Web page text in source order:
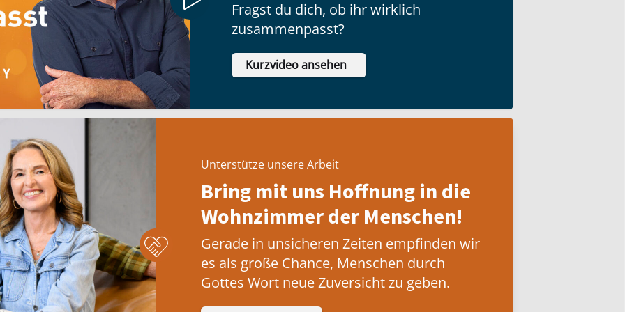
Fragst du dich, ob ihr wirklich
zusammenpasst?
Kurzvideo ansehen
Unterstütze unsere Arbeit
Bring mit uns Hoffnung in die
Wohnzimmer der Menschen!
Gerade in unsicheren Zeiten empfinden wir
es als große Chance, Menschen durch
Gottes Wort neue Zuversicht zu geben.